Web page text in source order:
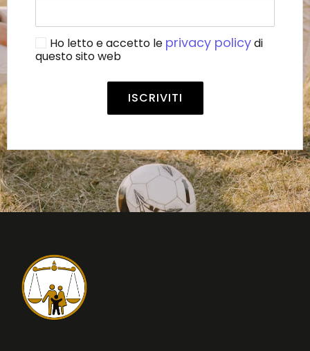
Ho letto e accetto le privacy policydi
questo sito web